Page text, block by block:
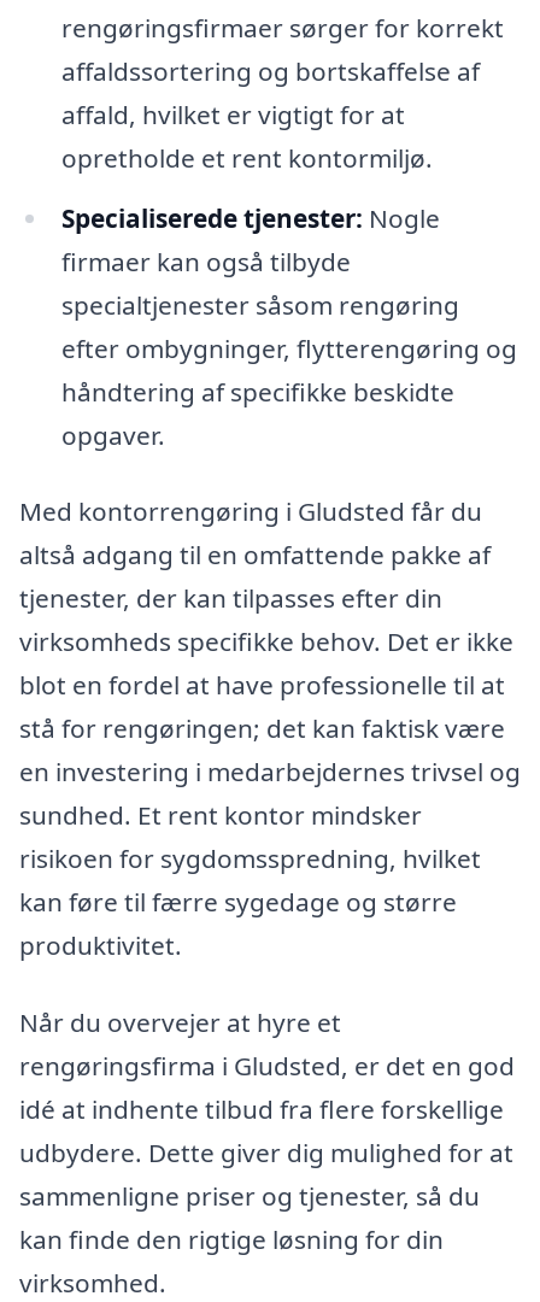
rengøringsfirmaer sørger for korrekt
affaldssortering og bortskaffelse af
affald, hvilket er vigtigt for at
opretholde et rent kontormiljø.
Specialiserede tjenester: Nogle
firmaer kan også tilbyde
specialtjenester såsom rengøring
efter ombygninger, flytterengøring og
håndtering af specifikke beskidte
opgaver.
Med kontorrengøring i Gludsted får du
altså adgang til en omfattende pakke af
tjenester, der kan tilpasses efter din
virksomheds specifikke behov. Det er ikke
blot en fordel at have professionelle til at
stå for rengøringen; det kan faktisk være
en investering i medarbejdernes trivsel og
sundhed. Et rent kontor mindsker
risikoen for sygdomsspredning, hvilket
kan føre til færre sygedage og større
produktivitet.
Når du overvejer at hyre et
rengøringsfirma i Gludsted, er det en god
idé at indhente tilbud fra flere forskellige
udbydere. Dette giver dig mulighed for at
sammenligne priser og tjenester, så du
kan finde den rigtige løsning for din
virksomhed.